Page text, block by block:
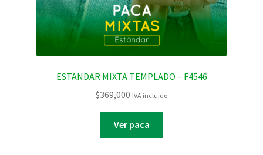
ESTANDAR MIXTA TEMPLADO – F4546
$369,000 IVA incluido
Ver paca